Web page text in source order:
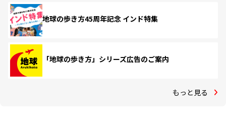
地球の歩き方45周年記念 インド特集
「地球の歩き方」シリーズ広告のご案内
もっと見る